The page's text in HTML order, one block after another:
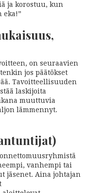
ja korostuu, kun
eka!”
on seuraavien
jos päätökset
Tavoitteellisuuden
laskijoita
muuttuvia
lämmennyt.
vanhempi tai
jäsenet. Aina johtajan